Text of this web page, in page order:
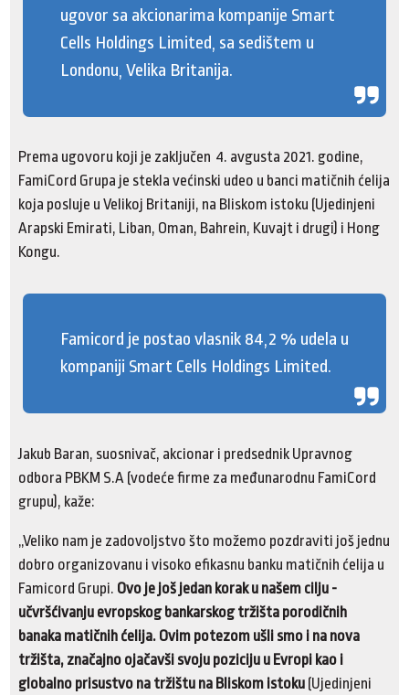
ugovor sa akcionarima kompanije Smart
Cells Holdings Limited, sa sedištem u
Londonu, Velika Britanija.
Prema ugovoru koji je zaključen 4. avgusta 2021. godine,
FamiCord Grupa je stekla većinski udeo u banci matičnih ćelija
koja posluje u Velikoj Britaniji, na Bliskom istoku (Ujedinjeni
Arapski Emirati, Liban, Oman, Bahrein, Kuvajt i drugi) i Hong
Kongu.
Famicord je postao vlasnik 84,2 % udela u
kompaniji Smart Cells Holdings Limited.
Jakub Baran, suosnivač, akcionar i predsednik Upravnog
odbora PBKM S.A (vodeće firme za međunarodnu FamiCord
grupu), kaže:
„Veliko nam je zadovoljstvo što možemo pozdraviti još jednu
dobro organizovanu i visoko efikasnu banku matičnih ćelija u
Famicord Grupi. Ovo je još jedan korak u našem cilju -
učvršćivanju evropskog bankarskog tržišta porodičnih
banaka matičnih ćelija. Ovim potezom ušli smo i na nova
tržišta, značajno ojačavši svoju poziciju u Evropi kao i
globalno prisustvo na tržištu na Bliskom istoku (Ujedinjeni